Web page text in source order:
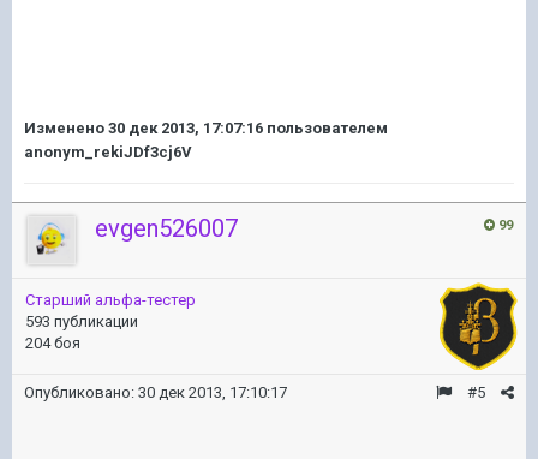
Изменено 30 дек 2013, 17:07:16 пользователем
anonym_rekiJDf3cj6V
99
evgen526007
Старший альфа-тестер
593 публикации
204 боя
#5
Опубликовано: 30 дек 2013, 17:10:17